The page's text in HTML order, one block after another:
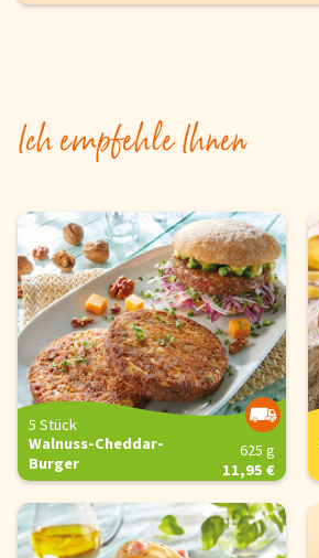
Ich empfehle Ihnen
5 Stück
Walnuss-Cheddar-
Burger
625 g
11,95 €
Cookie-Hinweis